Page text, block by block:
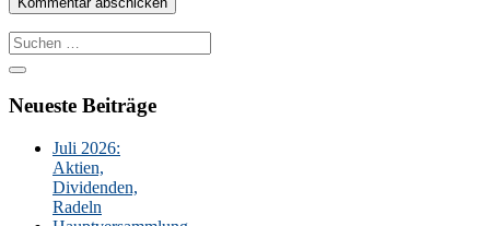
Suche
nach:
Neueste Beiträge
Juli 2026:
Aktien,
Dividenden,
Radeln